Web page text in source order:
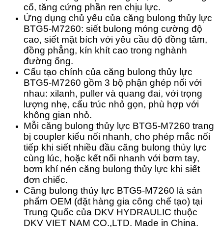
cố, tăng cứng phần ren chịu lực.
Ứng dụng chủ yếu của căng bulong thủy lực
BTG5-M7260: siết bulong móng cường độ
cao, siết mặt bích với yêu cầu độ đồng tâm,
đồng phẳng, kín khít cao trong nghành
đường ống.
Cấu tạo chính của căng bulong thủy lực
BTG5-M7260 gồm 3 bộ phận ghép nối với
nhau: xilanh, puller và quang đai, với trọng
lượng nhẹ, cấu trúc nhỏ gọn, phù hợp với
không gian nhỏ.
Mỗi căng bulong thủy lực BTG5-M7260 trang
bị coupler kiểu nối nhanh, cho phép mắc nối
tiếp khi siết nhiều đầu căng bulong thủy lực
cùng lúc, hoặc kết nối nhanh với bơm tay,
bơm khí nén căng bulong thủy lực khi siết
đơn chiếc.
Căng bulong thủy lực BTG5-M7260 là sản
phẩm OEM (đặt hàng gia công chế tạo) tại
Trung Quốc của DKV HYDRAULIC thuộc
DKV VIET NAM CO.,LTD. Made in China.